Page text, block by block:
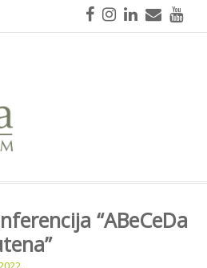
FacebookInstagram
LinkedIn
Mail
“ABeCeDa